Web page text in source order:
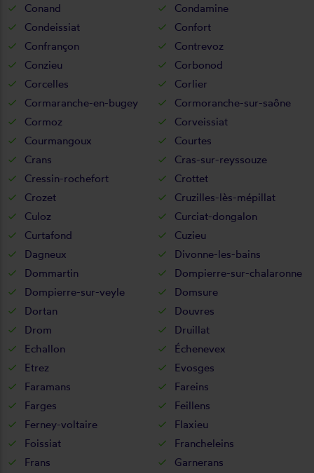
Conand
Condamine
Condeissiat
Confort
Confrançon
Contrevoz
Conzieu
Corbonod
Corcelles
Corlier
Cormaranche-en-bugey
Cormoranche-sur-saône
Cormoz
Corveissiat
Courmangoux
Courtes
Crans
Cras-sur-reyssouze
Cressin-rochefort
Crottet
Crozet
Cruzilles-lès-mépillat
Culoz
Curciat-dongalon
Curtafond
Cuzieu
Dagneux
Divonne-les-bains
Dommartin
Dompierre-sur-chalaronne
Dompierre-sur-veyle
Domsure
Dortan
Douvres
Drom
Druillat
Echallon
Échenevex
Etrez
Evosges
Faramans
Fareins
Farges
Feillens
Ferney-voltaire
Flaxieu
Foissiat
Francheleins
Frans
Garnerans